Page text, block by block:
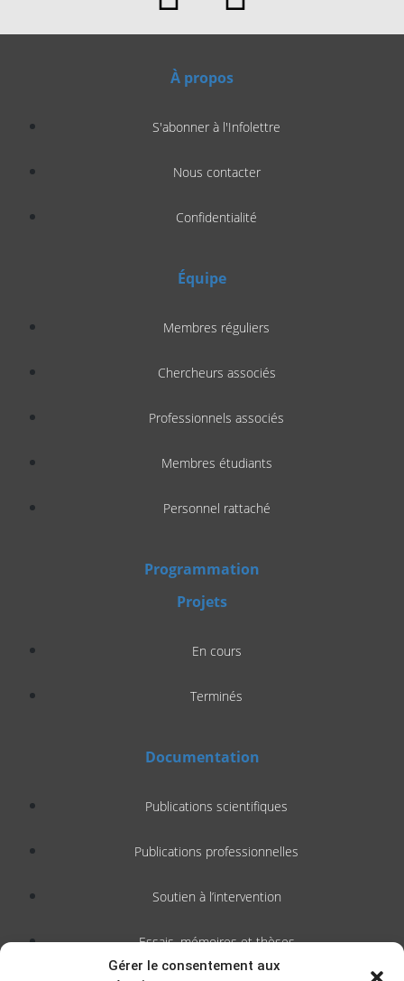
Gérer le consentement aux
À propos
S'abonner à l'Infolettre
Nous contacter
Confidentialité
Équipe
Membres réguliers
Chercheurs associés
Professionnels associés
Membres étudiants
Personnel rattaché
Programmation
Projets
En cours
Terminés
Documentation
Publications scientifiques
Publications professionnelles
Soutien à l’intervention
Essais, mémoires et thèses